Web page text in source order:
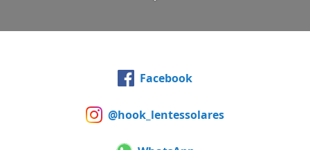
Facebook
@hook_lentessolares